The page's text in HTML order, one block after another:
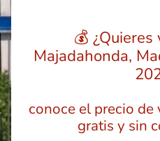
💰
Majadahonda,
conoce el precio
gratis y sin